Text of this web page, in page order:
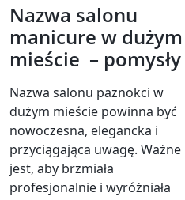
Nazwa salonu
manicure w dużym
mieście – pomysły
Nazwa salonu paznokci w
dużym mieście powinna być
nowoczesna, elegancka i
przyciągająca uwagę. Ważne
jest, aby brzmiała
profesjonalnie i wyróżniała